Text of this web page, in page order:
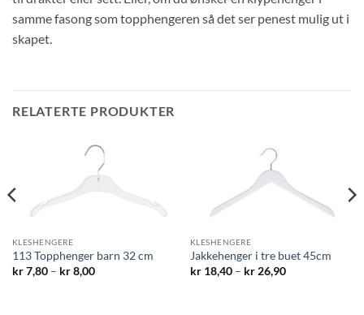
samme fasong som topphengeren så det ser penest mulig ut i
skapet.
RELATERTE PRODUKTER
KLESHENGERE
113 Topphenger barn 32 cm
kr7,80 – kr8,00Prisområde:
KLESHENGERE
Jakkehenger i tre buet 45cm
kr18,40 – kr26,90Prisområde: